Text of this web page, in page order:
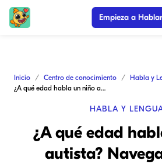
Empieza a Hablar
Inicio Centro de conocimiento
Habla y
¿A qué edad habla un niño autista? Navegando los caminos de la comunicación
HABLA Y
¿A qué edad
autista?